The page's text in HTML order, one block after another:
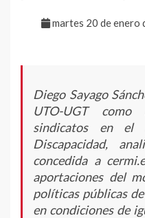
martes 20 de enero
Diego Sayago
UTO-UGT
sindicatos en el
Discapacidad,
concedida a
aportaciones del
políticas públicas
en condiciones de